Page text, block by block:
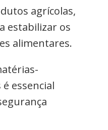
agrícolas,
estabilizar os
alimentares.
essencial